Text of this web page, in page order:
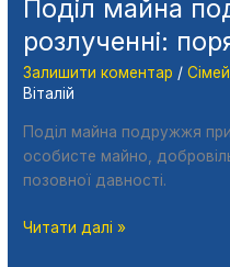
Поділ майна
розлученні:
Залишити коментар /
Віталій
Поділ майна подружжя при
особисте майно,
позовної давності.
Читати далі »